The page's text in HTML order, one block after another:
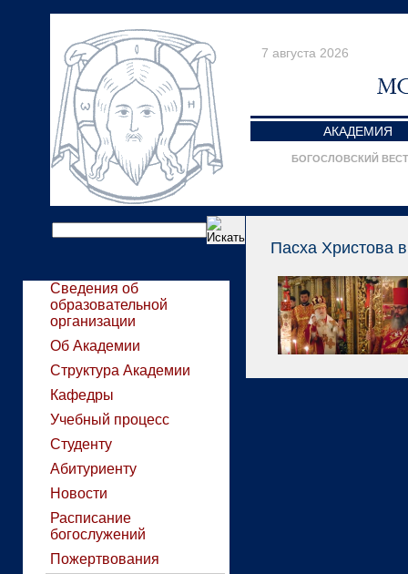
7 августа 2026
АКАДЕМИЯ
БОГОСЛОВСКИЙ
Сведения об
образовательной
организации
Об Академии
Структура Академии
Кафедры
Учебный процесс
Студенту
Абитуриенту
Новости
Расписание
богослужений
Пожертвования
Пасха Христова